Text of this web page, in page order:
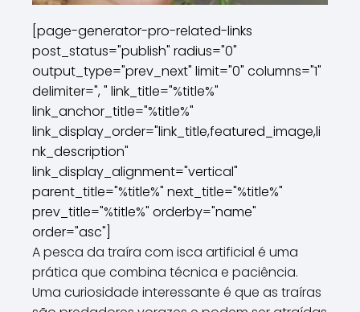
[page-generator-pro-related-links
post_status="publish" radius="0"
output_type="prev_next" limit="0" columns="1"
delimiter=", " link_title="%title%"
link_anchor_title="%title%"
link_display_order="link_title,featured_image,li
nk_description"
link_display_alignment="vertical"
parent_title="%title%" next_title="%title%"
prev_title="%title%" orderby="name"
order="asc"]
A pesca da traíra com isca artificial é uma
prática que combina técnica e paciência.
Uma curiosidade interessante é que as traíras